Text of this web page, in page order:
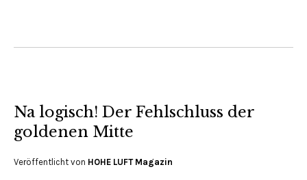
Na logisch! Der Fehlschluss der
goldenen Mitte
Veröffentlicht von HOHE LUFT Magazin